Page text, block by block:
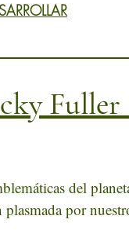
del
por